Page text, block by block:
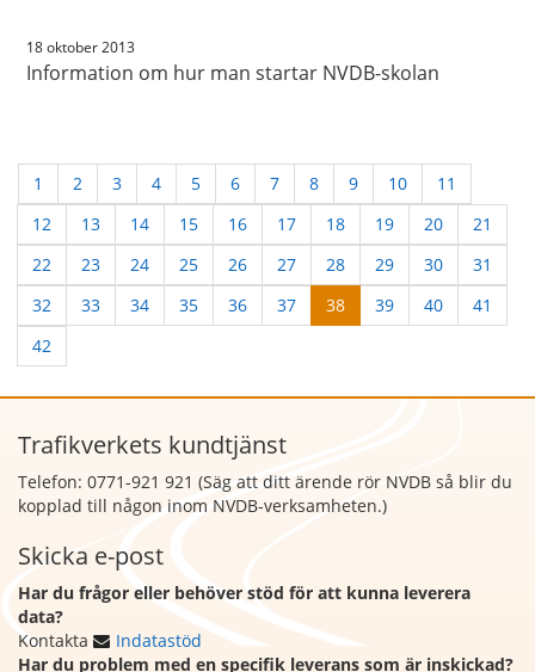
18 oktober 2013
Information om hur man startar NVDB-skolan
1 2 3 4 5 6 7 8 9 10
11
12
13 14 15 16 17 18 19 20
21
22
23 24 25 26 27 28 29 30
31
32
33 34 35 36 37 38 39 40
41
42
Trafikverkets kundtjänst
Telefon: 0771-921 921 (Säg att ditt ärende rör NVDB så blir du
kopplad till någon inom NVDB-verksamheten.)
Skicka e-post
Har du frågor eller behöver stöd för att kunna leverera
data?
Kontakta
Indatastöd
Har du problem med en specifik leverans som är inskickad?